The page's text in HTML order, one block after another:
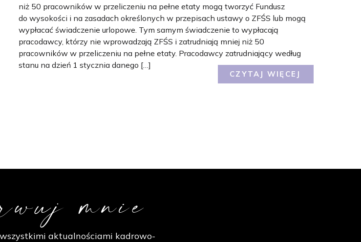
CZYTAJ WIĘCEJ
niż 50 pracowników w przeliczeniu na pełne etaty mogą tworzyć Fundusz
do wysokości i na zasadach określonych w przepisach ustawy o ZFŚS lub mogą
wypłacać świadczenie urlopowe. Tym samym świadczenie to wypłacają
pracodawcy, którzy nie wprowadzają ZFŚS i zatrudniają mniej niż 50
pracowników w przeliczeniu na pełne etaty. Pracodawcy zatrudniający według
stanu na dzień 1 stycznia danego […]
mnie
aktualnościami kadrowo-